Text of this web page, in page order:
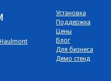
Haulmont
Установка
Поддержка
Цены
Блог
Для бизнеса
Демо стенд